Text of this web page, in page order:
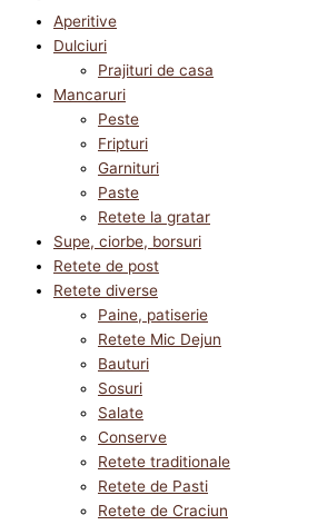
Aperitive
Dulciuri
Prajituri de casa
Mancaruri
Peste
Fripturi
Garnituri
Paste
Retete la gratar
Supe, ciorbe, borsuri
Retete de post
Retete diverse
Paine, patiserie
Retete Mic Dejun
Bauturi
Sosuri
Salate
Conserve
Retete traditionale
Retete de Pasti
Retete de Craciun